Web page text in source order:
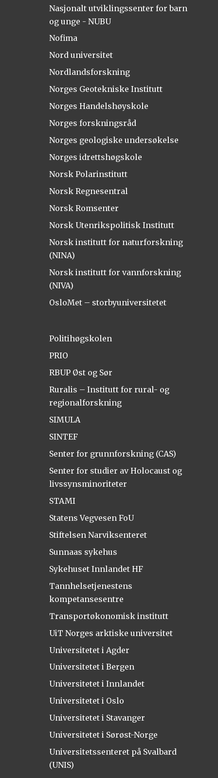
Nasjonalt utviklingssenter for barn
og unge - NUBU
Nofima
Nord universitet
Nordlandsforskning
Norges Geotekniske Institutt
Norges Handelshøyskole
Norges forskningsråd
Norges geologiske undersøkelse
Norges idrettshøgskole
Norsk Polarinstitutt
Norsk Regnesentral
Norsk Romsenter
Norsk Utenrikspolitisk Institutt
Norsk institutt for naturforskning
(NINA)
Norsk institutt for vannforskning
(NIVA)
OsloMet – storbyuniversitetet
Politihøgskolen
PRIO
RBUP Øst og Sør
Ruralis – Institutt for rural- og
regionalforskning
SIMULA
SINTEF
Senter for grunnforskning (CAS)
Senter for studier av Holocaust og
livssynsminoriteter
STAMI
Statens Vegvesen FoU
Stiftelsen Narviksenteret
Sunnaas sykehus
Sykehuset Innlandet HF
Tannhelsetjenestens
kompetansesentre
Transportøkonomisk institutt
UiT Norges arktiske universitet
Universitetet i Agder
Universitetet i Bergen
Universitetet i Innlandet
Universitetet i Oslo
Universitetet i Stavanger
Universitetet i Sørøst-Norge
Universitetssenteret på Svalbard
(UNIS)